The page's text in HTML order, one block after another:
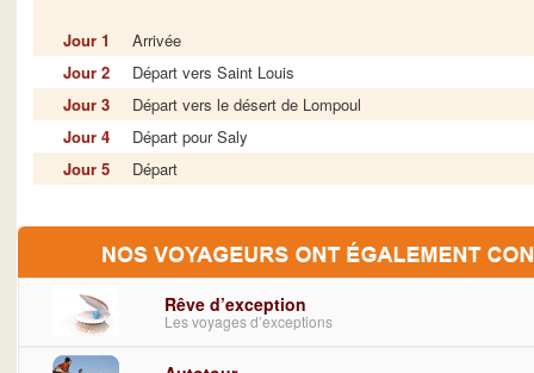
Jour 1
Arrivée
Jour 2
Départ vers Saint Louis
Jour 3
Départ vers le désert de Lompoul
Jour 4
Départ pour Saly
Jour 5
Départ
Rêve d’exception
Les voyages d’exceptions